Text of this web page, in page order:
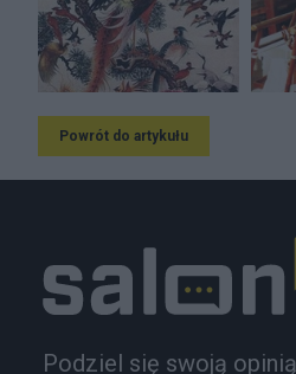
Powrót do artykułu
Podziel się swoją opinią